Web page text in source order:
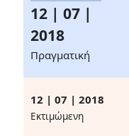
12 | 07 |
2018
Πραγματική
12 | 07 | 2018
Eκτιμώμενη